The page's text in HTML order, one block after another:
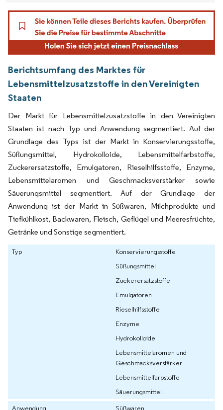
Berichtsumfang des Marktes für
Lebensmittelzusatzstoffe in den Vereinigten
Staaten
Der Markt für Lebensmittelzusatzstoffe in den Vereinigten
Staaten ist nach Typ und Anwendung segmentiert. Auf der
Grundlage des Typs ist der Markt in Konservierungsstoffe,
Süßungsmittel, Hydrokolloide, Lebensmittelfarbstoffe,
Zuckerersatzstoffe, Emulgatoren, Rieselhilfsstoffe, Enzyme,
Lebensmittelaromen und Geschmacksverstärker sowie
Säuerungsmittel segmentiert. Auf der Grundlage der
Anwendung ist der Markt in Süßwaren, Milchprodukte und
Tiefkühlkost, Backwaren, Fleisch, Geflügel und Meeresfrüchte,
Getränke und Sonstige segmentiert.
Typ
Konservierungsstoffe
Süßungsmittel
Zuckerersatzstoffe
Emulgatoren
Rieselhilfsstoffe
Enzyme
Hydrokolloide
Lebensmittelaromen und
Geschmacksverstärker
Lebensmittelfarbstoffe
Säuerungsmittel